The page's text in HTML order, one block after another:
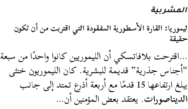
المشربية
ليموريا: القارة الأسطورية المفقودة التي اقتربت من أن تكون
حقيقة
…اقترحت بلافاتسكي أن الليموريين كانوا واحدًا من سبعة
“أجناس جذرية” قديمة للبشرية. كان الليموريون خنثى
يبلغ ارتفاعها 15 قدمًا مع أربعة أذرع تمتد إلى جانب
الديناصورات. يعتقد بعض المؤمنين أن…